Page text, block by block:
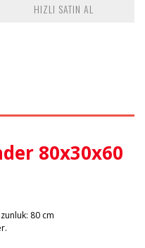
HIZLI SATIN AL
80x30x60
80 cm